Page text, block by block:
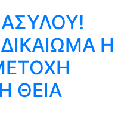
Η
ΘΕΙΑ